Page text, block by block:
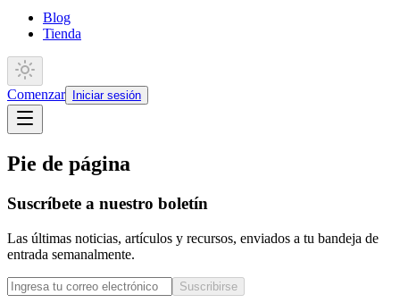
Blog
Tienda
Comenzar Iniciar sesión
Pie de página
Suscríbete a nuestro boletín
Las últimas noticias, artículos y recursos, enviados a tu bandeja de
entrada semanalmente.
Suscribirse